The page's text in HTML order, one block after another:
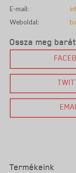
E-mail:
Weboldal:
Ossza meg
Termékeink